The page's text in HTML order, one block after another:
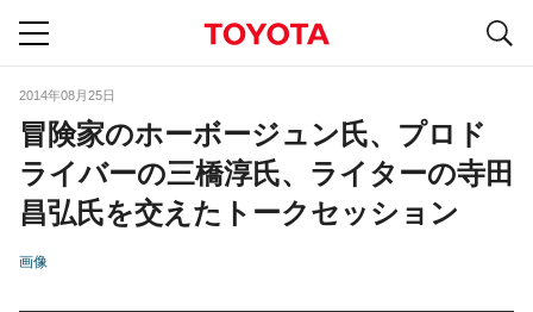
2014年08月25日
冒険家のホーボージュン氏、プロド
ライバーの三橋淳氏、ライターの寺田
昌弘氏を交えたトークセッション
画像